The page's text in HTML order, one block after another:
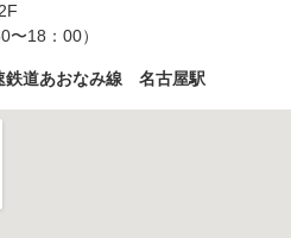
18：00）
鉄道あおなみ線 名古屋駅